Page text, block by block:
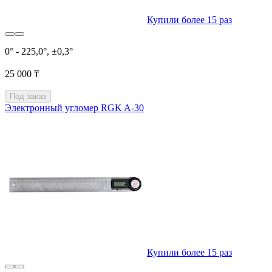
Купили более 15 раз
0° - 225,0°, ±0,3°
25 000 ₸
Под заказ
Электронный угломер RGK A-30
Купили более 15 раз